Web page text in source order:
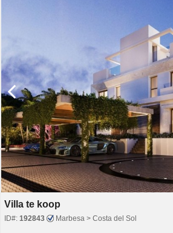
Villa te koop
ID#: 192843 Marbesa > Costa del Sol